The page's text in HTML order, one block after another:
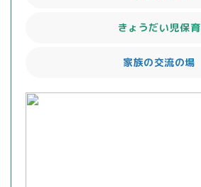
きょうだい児保育
家族の交流の場